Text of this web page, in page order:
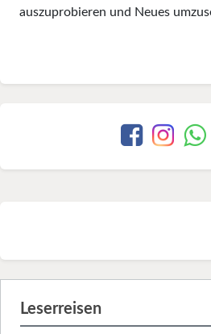
auszuprobieren und Neues
Leserreisen